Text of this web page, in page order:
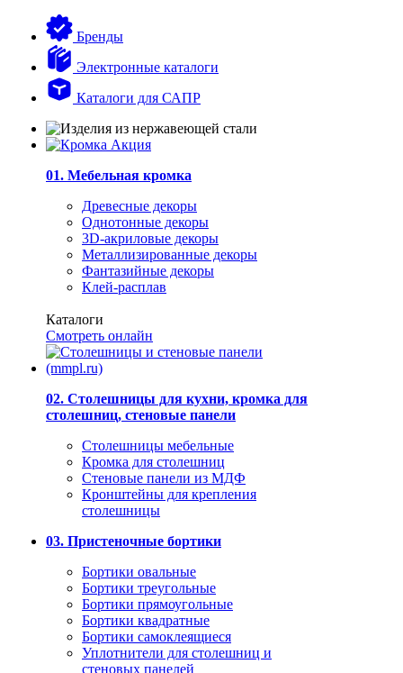
Бренды
Электронные каталоги
Каталоги для САПР
01. Мебельная кромка
Древесные декоры
Однотонные декоры
3D-акриловые декоры
Металлизированные декоры
Фантазийные декоры
Клей-расплав
Каталоги
Смотреть онлайн
02. Столешницы для кухни, кромка для
столешниц, стеновые панели
Столешницы мебельные
Кромка для столешниц
Стеновые панели из МДФ
Кронштейны для крепления
столешницы
03. Пристеночные бортики
Бортики овальные
Бортики треугольные
Бортики прямоугольные
Бортики квадратные
Бортики самоклеящиеся
Уплотнители для столешниц и
стеновых панелей